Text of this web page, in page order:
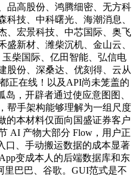
品高股份、鸿腾细密、无方科
科技、中科曙光、海潮消息、
、宏景科技、中芯国际、奥飞
盛新材、潍柴沉机、金山云、
柴国际、亿田智能、弘信电
股份、深桑达、优刻得、云从
正在线！以及API尚未笼盖的
，开辟者通过使应意图图、
帮手架构能够理解为一组尺度
的本材料仅面向国盛证券客户
AI 产物大部分 Flow，用户正
口、手动搬运数据的成本显著
变成本人的后端数据库和东
里巴巴、谷歌。GUI范式是不